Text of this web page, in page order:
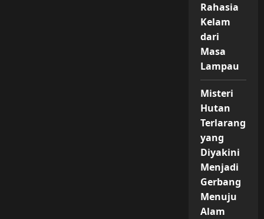
Rahasia
Kelam
dari
Masa
Lampau
Misteri
Hutan
Terlarang
yang
Diyakini
Menjadi
Gerbang
Menuju
Alam